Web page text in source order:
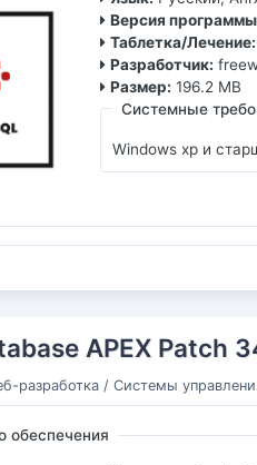
Версия
Таблетка/Лечение:
Разработчик:
Размер: 196.2 MB
Системные
Windows xp и
APEX Patch
разработка/ Системы
обеспечения